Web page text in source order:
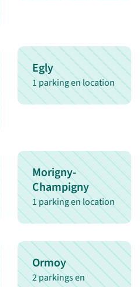
Egly
1 parking en location
Morigny-
Champigny
1 parking en location
Ormoy
2 parkings en